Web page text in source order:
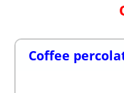
Coffee